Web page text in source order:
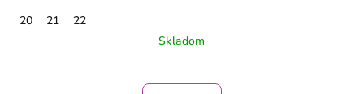
20
21
22
Skladom